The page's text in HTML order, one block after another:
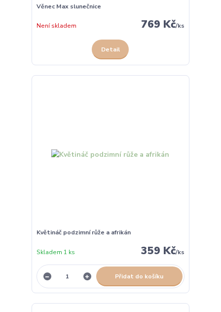
Věnec Max slunečnice
769 Kč/ks
Není skladem
Detail
Květináč podzimní růže a afrikán
359 Kč/ks
Skladem 1 ks
Přidat do košíku